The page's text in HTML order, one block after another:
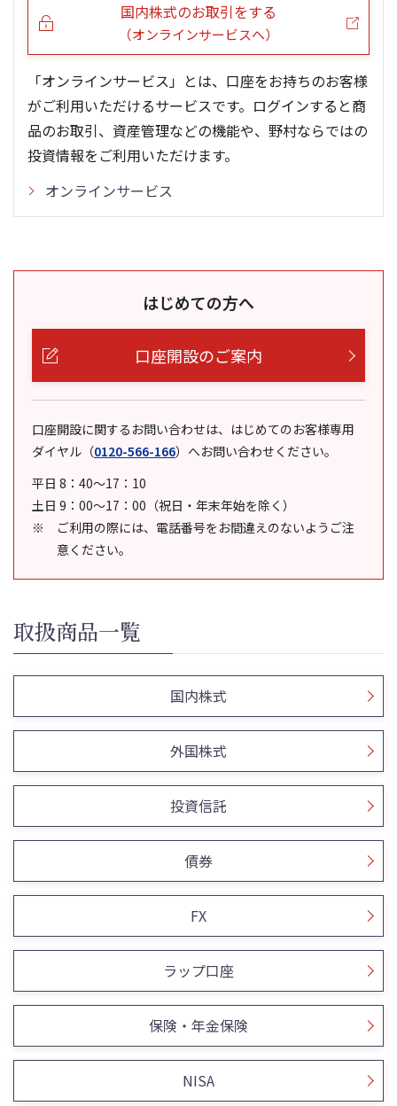
国内株式のお取引をする
（オンラインサービスへ）
「オンラインサービス」とは、口座をお持ちのお客様
がご利用いただけるサービスです。ログインすると商
品のお取引、資産管理などの機能や、野村ならではの
投資情報をご利用いただけます。
オンラインサービス
はじめての方へ
口座開設のご案内
口座開設に関するお問い合わせは、はじめてのお客様専用
ダイヤル （0120-566-166） へお問い合わせください。
平日 8：40～17：10
土日 9：00～17：00（祝日・年末年始を除く）
ご利用の際には、電話番号をお間違えのないようご注
意ください。
取扱商品一覧
国内株式
外国株式
投資信託
債券
FX
ラップ口座
保険・年金保険
NISA